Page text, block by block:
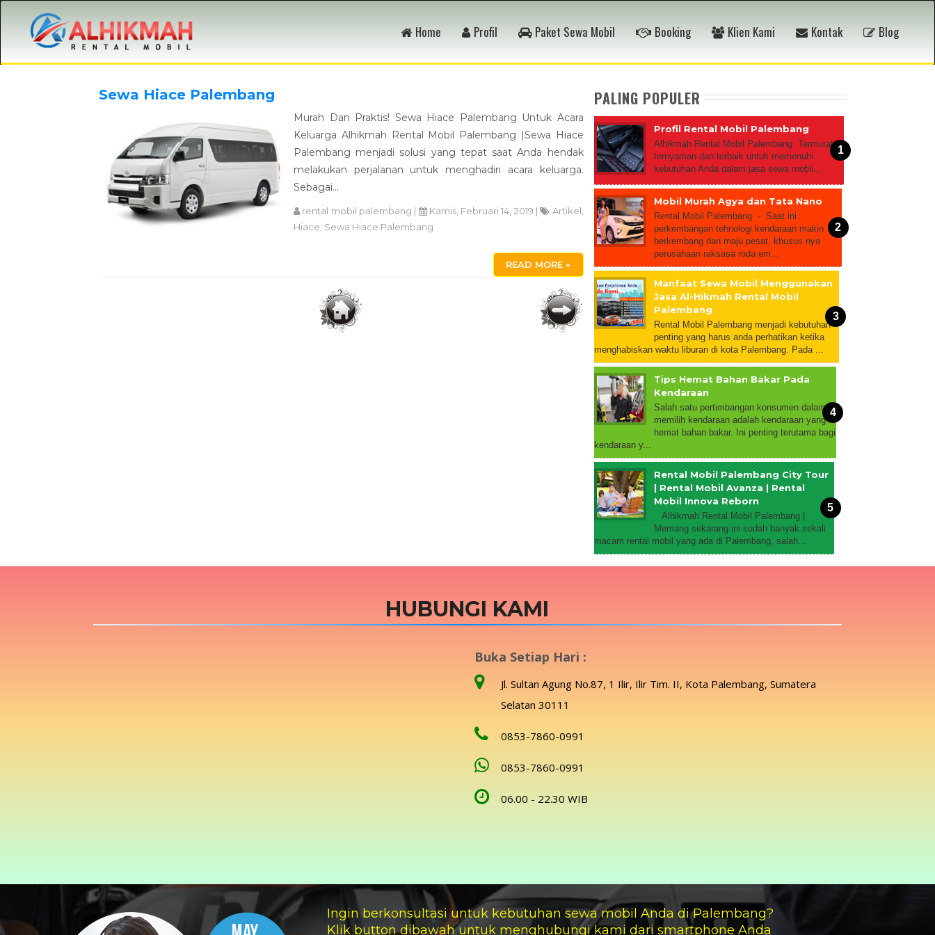
Home Profil Paket Sewa Mobil Booking Klien Kami Kontak Blog
Sewa Hiace Palembang
Murah Dan Praktis! Sewa Hiace Palembang Untuk Acara
Keluarga Alhikmah Rental Mobil Palembang |Sewa Hiace
Palembang menjadi solusi yang tepat saat Anda hendak
melakukan perjalanan untuk menghadiri acara keluarga.
Sebagai...
rental mobil palembang | Kamis, Februari 14, 2019 | Artikel
Hiace Sewa Hiace Palembang
READ MORE »
PALING POPULER
Profil Rental Mobil Palembang
Alhikmah Rental Mobil Palembang Termurah,
ternyaman dan terbaik untuk memenuhi
kebutuhan Anda dalam jasa sewa mobil...
Mobil Murah Agya dan Tata Nano
Rental Mobil Palembang - Saat ini
perkembangan tehnologi kendaraan makin
berkembang dan maju pesat, khusus nya
perusahaan raksasa roda em...
Manfaat Sewa Mobil Menggunakan
Jasa Al-Hikmah Rental Mobil
Palembang
Rental Mobil Palembang menjadi kebutuhan
penting yang harus anda perhatikan ketika
menghabiskan waktu liburan di kota Palembang. Pada ...
Tips Hemat Bahan Bakar Pada
Kendaraan
Salah satu pertimbangan konsumen dalam
memilih kendaraan adalah kendaraan yang
hemat bahan bakar. Ini penting terutama bagi
kendaraan y...
Rental Mobil Palembang City Tour
| Rental Mobil Avanza | Rental
Mobil Innova Reborn
Alhikmah Rental Mobil Palembang |
Memang sekarang ini sudah banyak sekali
macam rental mobil yang ada di Palembang, salah...
HUBUNGI KAMI
Buka Setiap Hari :
Jl. Sultan Agung No.87, 1 Ilir, Ilir Tim. II, Kota Palembang, Sumatera
Selatan 30111
0853-7860-0991
0853-7860-0991
06.00 - 22.30 WIB
Ingin berkonsultasi untuk kebutuhan sewa mobil Anda di Palembang?
Klik button dibawah untuk menghubungi kami dari smartphone Anda